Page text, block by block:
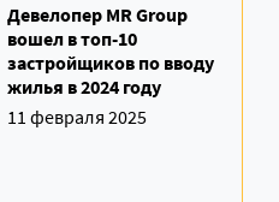
Девелопер MR Group
вошел в топ-10
застройщиков по вводу
жилья в 2024 году
11 февраля 2025